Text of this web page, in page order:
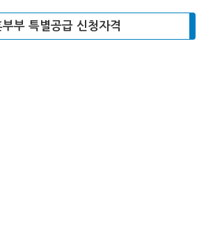
부부 특별공급 신청자격